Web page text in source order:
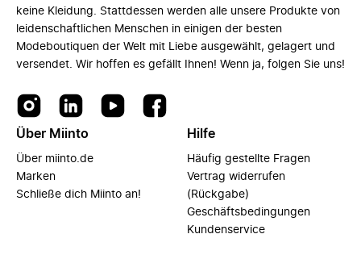
keine Kleidung. Stattdessen werden alle unsere Produkte von
leidenschaftlichen Menschen in einigen der besten
Modeboutiquen der Welt mit Liebe ausgewählt, gelagert und
versendet. Wir hoffen es gefällt Ihnen! Wenn ja, folgen Sie uns!
Über Miinto
Über miinto.de
Marken
Schließe dich Miinto an!
Hilfe
Häufig gestellte Fragen
Vertrag widerrufen
(Rückgabe)
Geschäftsbedingungen
Kundenservice